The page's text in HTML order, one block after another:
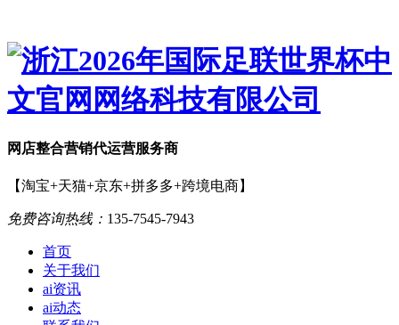
网店整合营销代运营服务商
【淘宝+天猫+京东+拼多多+跨境电商】
免费咨询热线： 135-7545-7943
首页
关于我们
ai资讯
ai动态